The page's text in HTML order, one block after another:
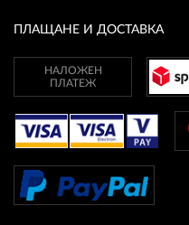
ПЛАЩАНЕ И ДОСТАВКА
НАЛОЖЕН
ПЛАТЕЖ